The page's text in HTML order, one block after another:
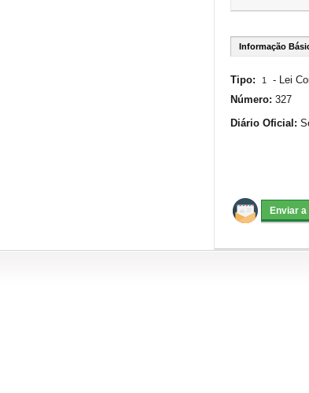
Informação
Tipo: 1 - Lei
Número: 327
Diário Oficial: